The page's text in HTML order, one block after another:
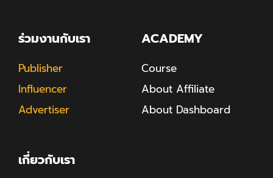
ร่วมงานกับเรา
Publisher
Influencer
Advertiser
ACADEMY
Course
About Affiliate
About Dashboard
เกี่ยวกับเรา